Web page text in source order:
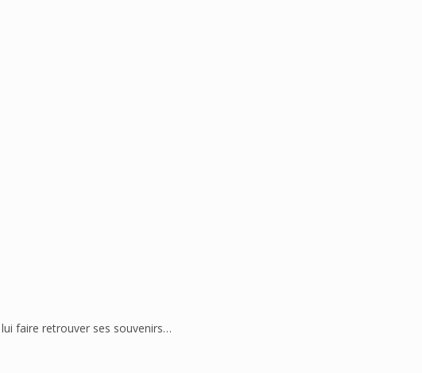
faire retrouver ses souvenirs…